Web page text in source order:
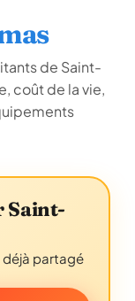
de Saint-
coût de la vie,
Saint-
déjà partagé